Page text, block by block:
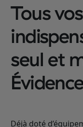
Tous
seul et
Déjà doté